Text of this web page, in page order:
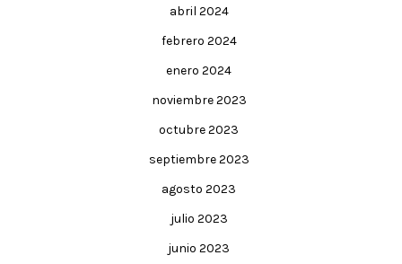
abril 2024
febrero 2024
enero 2024
noviembre 2023
octubre 2023
septiembre 2023
agosto 2023
julio 2023
junio 2023